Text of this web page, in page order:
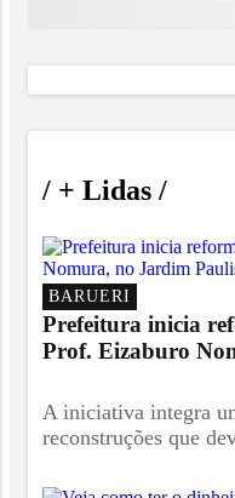
/ + Lidas /
BARUERI
Prefeitura inicia
Prof. Eizaburo
A iniciativa integra
reconstruções que